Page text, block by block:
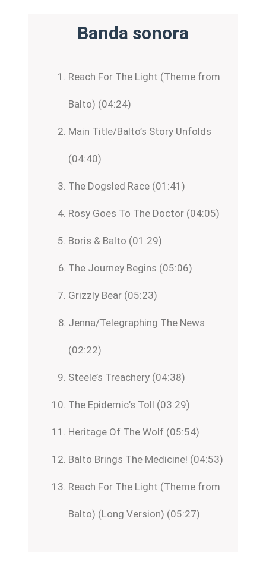
Banda sonora
Reach For The Light (Theme from
Balto) (04:24)
Main Title/Balto’s Story Unfolds
(04:40)
The Dogsled Race (01:41)
Rosy Goes To The Doctor (04:05)
Boris & Balto (01:29)
The Journey Begins (05:06)
Grizzly Bear (05:23)
Jenna/Telegraphing The News
(02:22)
Steele’s Treachery (04:38)
The Epidemic’s Toll (03:29)
Heritage Of The Wolf (05:54)
Balto Brings The Medicine! (04:53)
Reach For The Light (Theme from
Balto) (Long Version) (05:27)